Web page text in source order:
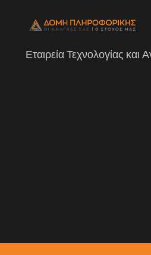
Εταιρεία Τεχνολογίας και